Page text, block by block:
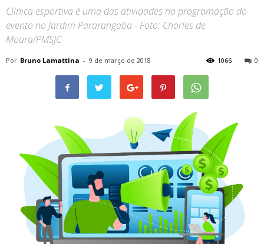
Clínica esportiva é uma das atividades na programação do
evento no Jardim Pararangaba - Foto: Charles de
Moura/PMSJC
Por Bruno Lamattina - 9 de março de 2018 0
1066